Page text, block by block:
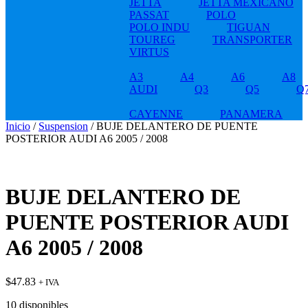
JETTA
JETTA MEXICANO
PASSAT
POLO
POLO INDU
TIGUAN
TOUREG
TRANSPORTER
VIRTUS
A3 A4 A6
A8
AUDI
Q3 Q5
CAYENNE
PANAMERA
Inicio / Suspension / BUJE DELANTERO DE PUENTE
POSTERIOR AUDI A6 2005 / 2008
BUJE DELANTERO DE
PUENTE POSTERIOR AUDI
A6 2005 / 2008
$47.83 + IVA
10 disponibles